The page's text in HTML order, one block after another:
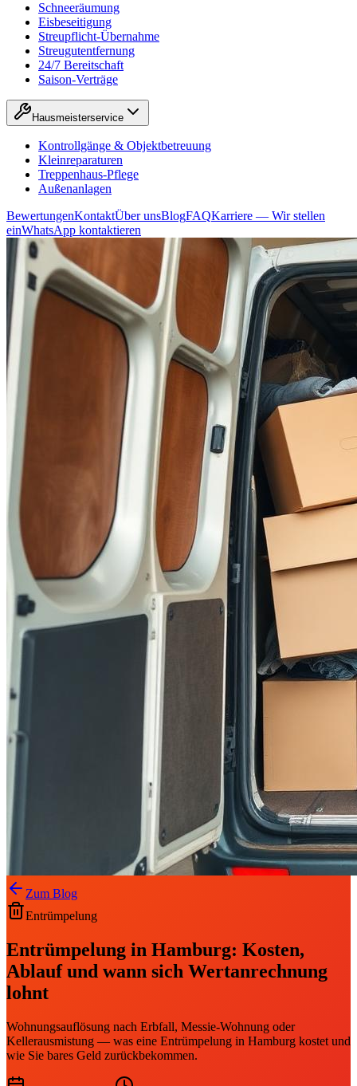
Schneeräumung
Eisbeseitigung
Streupflicht-Übernahme
Streugutentfernung
24/7 Bereitschaft
Saison-Verträge
Hausmeisterservice
Kontrollgänge & Objektbetreuung
Kleinreparaturen
Treppenhaus-Pflege
Außenanlagen
BewertungenKontaktÜber unsBlogFAQKarriere — Wir stellen
einWhatsApp kontaktieren
Zum Blog
Entrümpelung
Entrümpelung in Hamburg: Kosten,
Ablauf und wann sich Wertanrechnung
lohnt
Wohnungsauflösung nach Erbfall, Messie-Wohnung oder
Kellerausmistung — was eine Entrümpelung in Hamburg kostet und
wie Sie bares Geld zurückbekommen.